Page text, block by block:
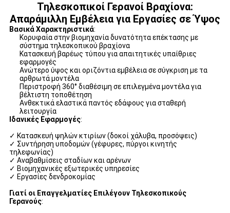
Τηλεσκοπικοί Γερανοί Βραχίονα:
Απαράμιλλη Εμβέλεια για Εργασίες σε Ύψος
Βασικά Χαρακτηριστικά:
Κορυφαία στην βιομηχανία δυνατότητα επέκτασης με
σύστημα τηλεσκοπικού βραχίονα
Κατασκευή βαρέως τύπου για απαιτητικές υπαίθριες
εφαρμογές
Ανώτερο ύψος και οριζόντια εμβέλεια σε σύγκριση με τα
αρθρωτά μοντέλα
Περιστροφή 360° διαθέσιμη σε επιλεγμένα μοντέλα για
βέλτιστη τοποθέτηση
Ανθεκτικά ελαστικά παντός εδάφους για σταθερή
λειτουργία
Ιδανικές Εφαρμογές:
✓ Κατασκευή ψηλών κτιρίων (δοκοί χάλυβα, προσόψεις)
✓ Συντήρηση υποδομών (γέφυρες, πύργοι κινητής
τηλεφωνίας)
✓ Αναβαθμίσεις σταδίων και αρένων
✓ Βιομηχανικές εξωτερικές υπηρεσίες
✓ Εργασίες δενδροκομίας
Γιατί οι Επαγγελματίες Επιλέγουν Τηλεσκοπικούς
Γερανούς: